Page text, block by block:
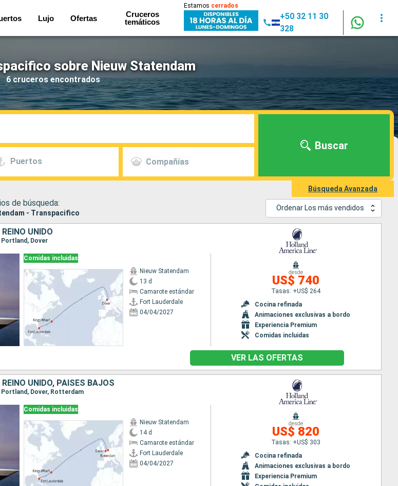
Lujo Ofertas
Cruceros
temáticos
Estamos cerrados
+50 32 11 30
328
sobre Nieuw Statendam
6 cruceros encontrados
Puertos Compañías
Buscar
Búsqueda Avanzada
de búsqueda:
- Transpacifico
Ordenar Los más vendidos
UNIDO
Dover
Comidas incluidas
Nieuw Statendam
13 d
Camarote estándar
Fort Lauderdale
04/04/2027
desde
US$ 740
Tasas: +US$ 264
Cocina refinada
Animaciones exclusivas a bordo
Experiencia Premium
Comidas incluidas
VER LAS OFERTAS
UNIDO, PAISES BAJOS
Dover, Rotterdam
Comidas incluidas
Nieuw Statendam
14 d
Camarote estándar
Fort Lauderdale
04/04/2027
desde
US$ 820
Tasas: +US$ 303
Cocina refinada
Animaciones exclusivas a bordo
Experiencia Premium